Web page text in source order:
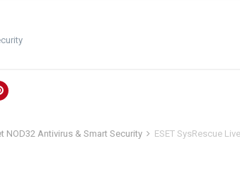
NOD32 Antivirus & Smart Security ESET SysRescue Live